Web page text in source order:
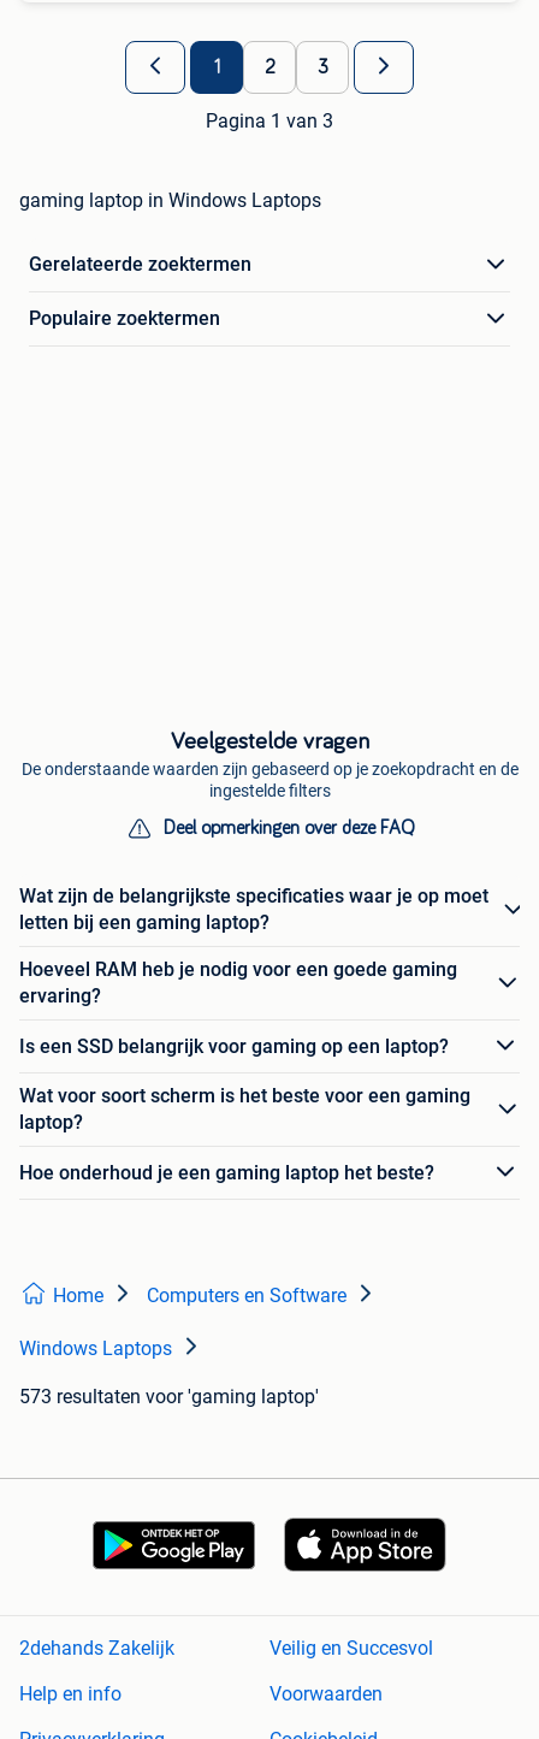
1 2 3
Pagina 1 van 3
gaming laptop in Windows Laptops
Gerelateerde zoektermen
Populaire zoektermen
Veelgestelde vragen
De onderstaande waarden zijn gebaseerd op je zoekopdracht en de
ingestelde filters
Deel opmerkingen over deze FAQ
Wat zijn de belangrijkste specificaties waar je op moet
letten bij een gaming laptop?
Hoeveel RAM heb je nodig voor een goede gaming
ervaring?
Is een SSD belangrijk voor gaming op een laptop?
Wat voor soort scherm is het beste voor een gaming
laptop?
Hoe onderhoud je een gaming laptop het beste?
Home Computers en Software
Windows Laptops
573 resultaten voor 'gaming laptop'
2dehands Zakelijk
Veilig en Succesvol
Help en info
Voorwaarden